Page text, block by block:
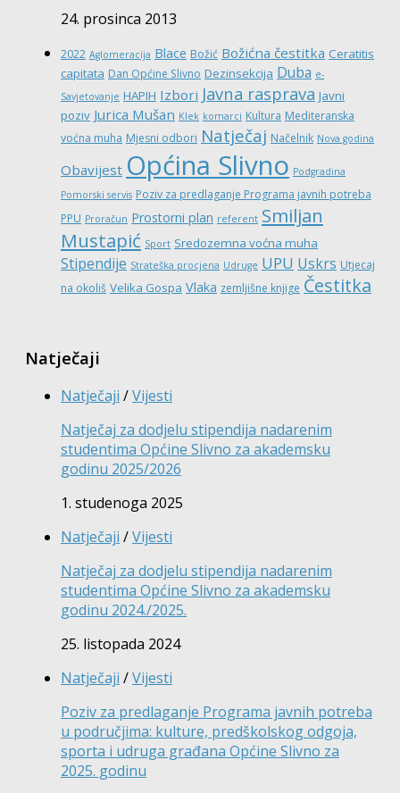
24. prosinca 2013
2022 Aglomeracija Blace Božić Božićna čestitka Ceratitis
capitata Dan Općine Slivno Dezinsekcija Duba e-
Savjetovanje HAPIH Izbori Javna rasprava Javni
poziv Jurica Mušan Klek komarci Kultura Mediteranska
voćna muha Mjesni odbori Natječaj Načelnik Nova godina
Obavijest Općina Slivno Podgradina
Pomorski servis Poziv za predlaganje Programa javnih potreba
PPU Proračun Prostorni plan referent Smiljan
Mustapić Sport Sredozemna voćna muha
Stipendije Strateška procjena Udruge UPU Uskrs Utjecaj
na okoliš Velika Gospa Vlaka zemljišne knjige Čestitka
Natječaji
Natječaji /Vijesti
Natječaj za dodjelu stipendija nadarenim
studentima Općine Slivno za akademsku
godinu 2025/2026
1. studenoga 2025
Natječaji /Vijesti
Natječaj za dodjelu stipendija nadarenim
studentima Općine Slivno za akademsku
godinu 2024./2025.
25. listopada 2024
Natječaji /Vijesti
Poziv za predlaganje Programa javnih potreba
u područjima: kulture, predškolskog odgoja,
sporta i udruga građana Općine Slivno za
2025. godinu